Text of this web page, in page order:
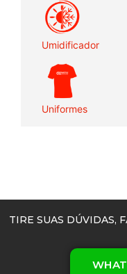
Umidificador
Uniformes
TIRE SUAS DÚVIDAS,